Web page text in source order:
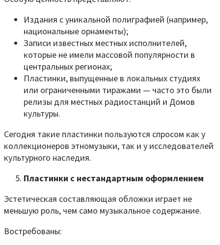
Издания с уникальной полиграфией (например,
национальные орнаменты);
Записи известных местных исполнителей,
которые не имели массовой популярности в
центральных регионах;
Пластинки, выпущенные в локальных студиях
или ограниченными тиражами — часто это были
релизы для местных радиостанций и Домов
культуры.
Сегодня такие пластинки пользуются спросом как у
коллекционеров этномузыки, так и у исследователей
культурного наследия.
Пластинки с нестандартным оформлением
Эстетическая составляющая обложки играет не
меньшую роль, чем само музыкальное содержание.
Востребованы: